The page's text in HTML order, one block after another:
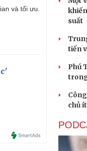
và tối ưu.
suất
tiến
Phú
chủ